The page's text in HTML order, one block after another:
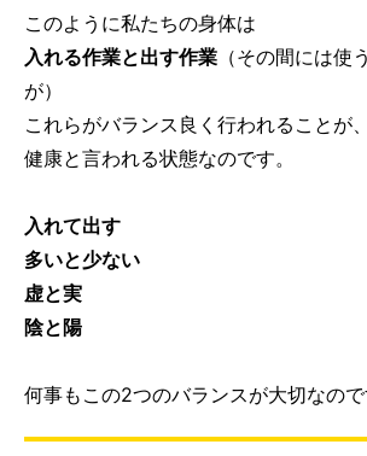
このように私たちの身体は
入れる作業と出す作業 （その間には使
が）
これらがバランス良く行われることが、
健康と言われる状態なのです。
入れて出す
多いと少ない
虚と実
陰と陽
何事もこの2つのバランスが大切なので